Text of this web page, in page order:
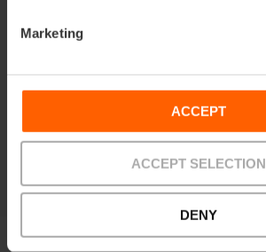
Marketing
ACCEPT
ACCEPT SELECTION
DENY
Da62,00 €